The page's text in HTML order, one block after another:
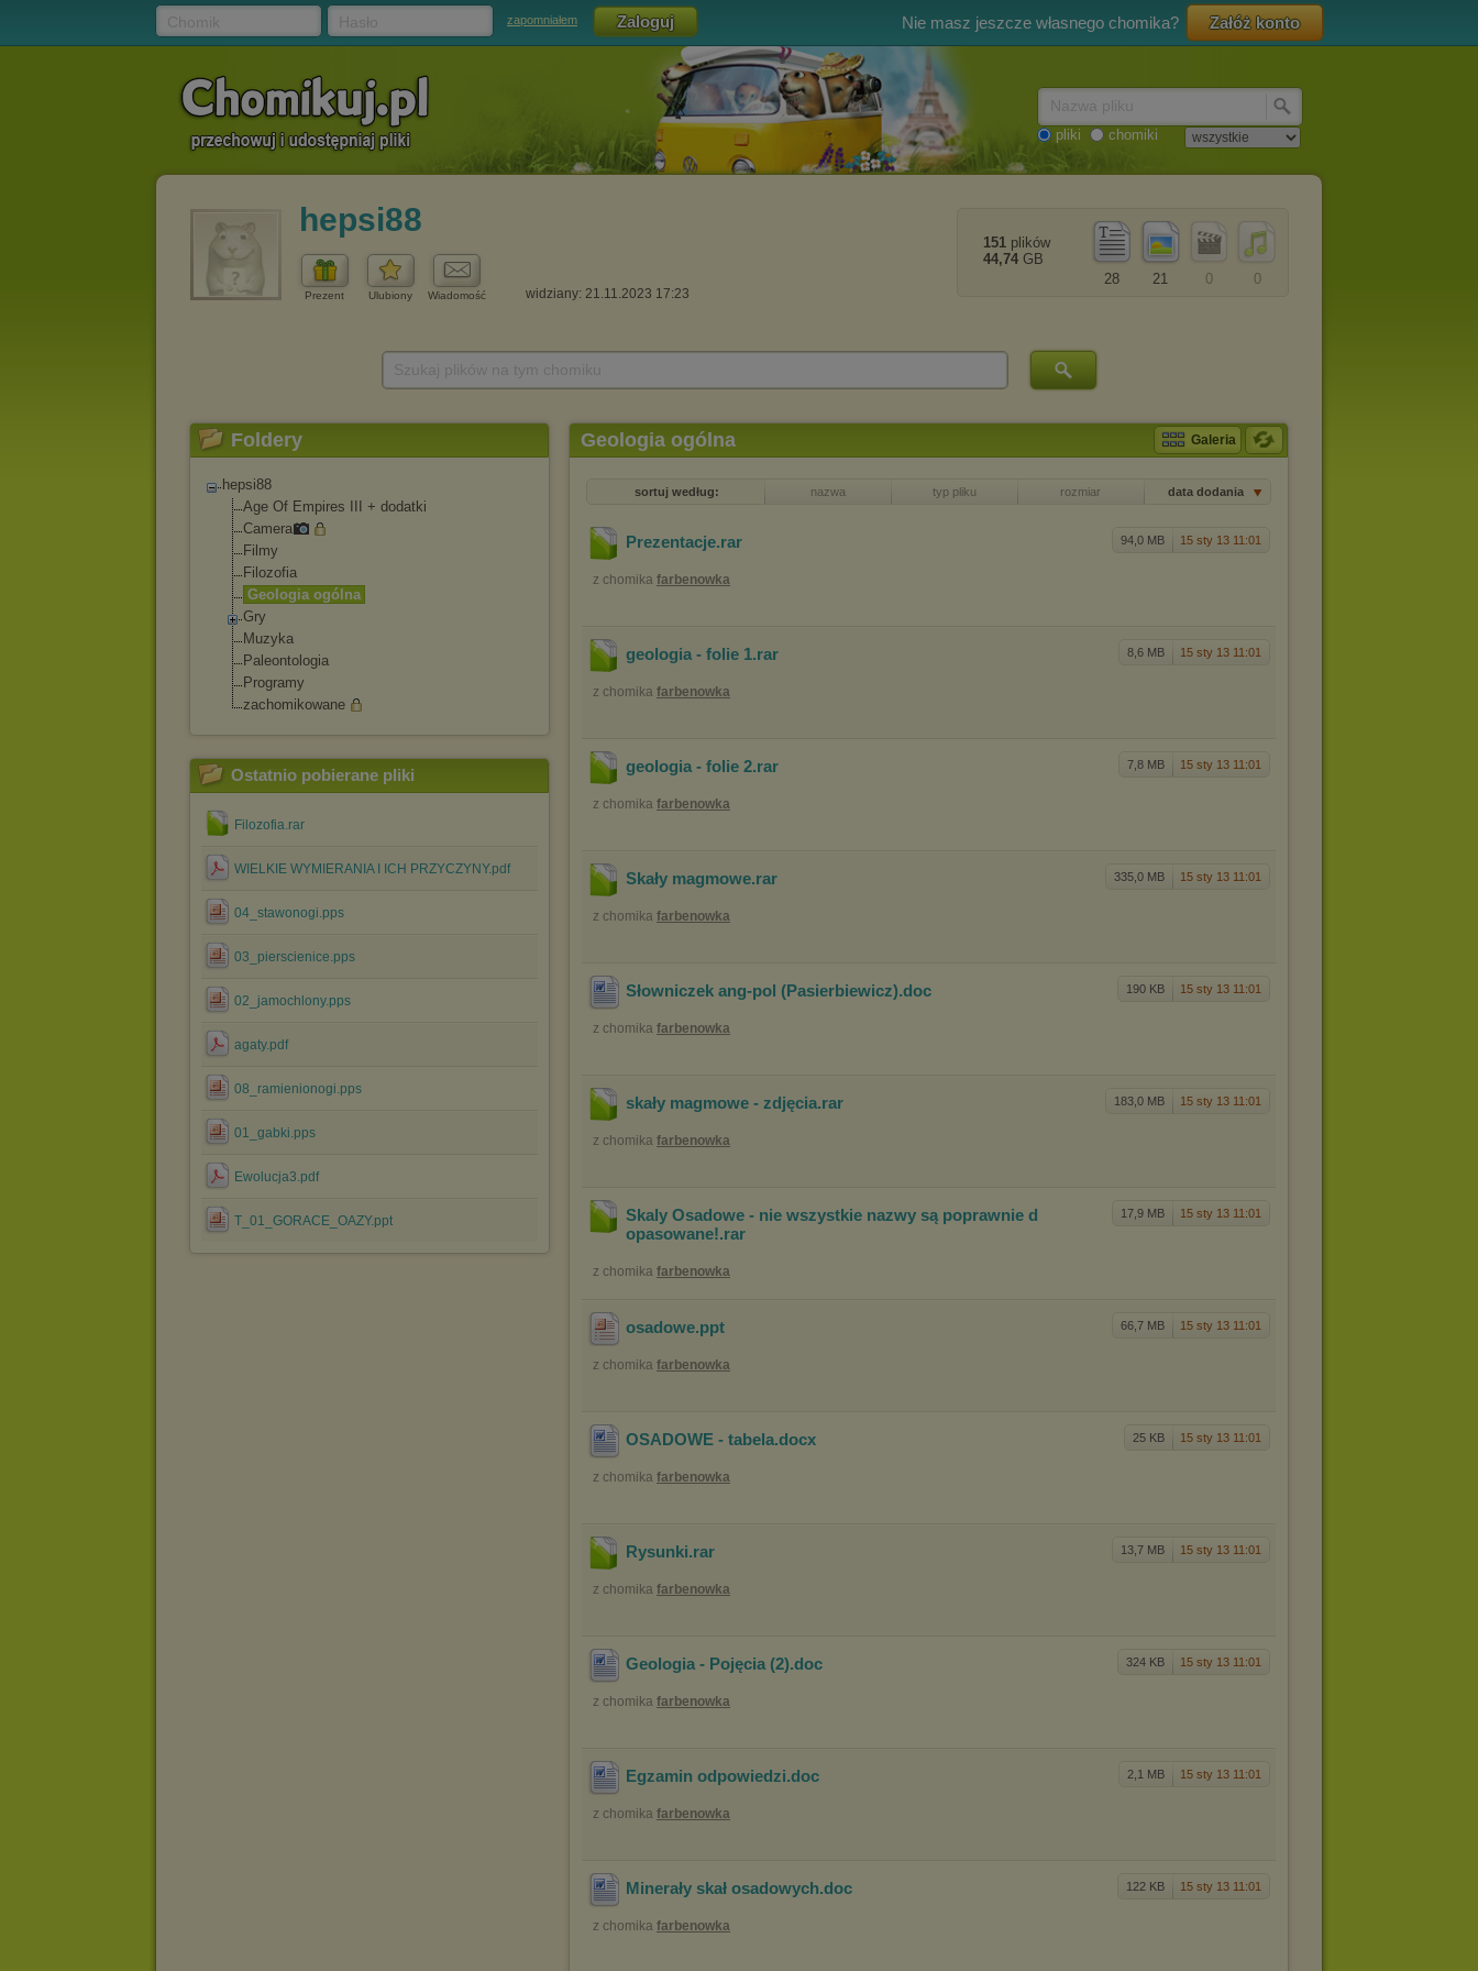
zapomniałem Nie masz jeszcze własnego chomika? Załóż konto
pliki chomiki
hepsi88
Prezent Ulubiony Wiadomość widziany: 21.11.2023 17:23
0
0
21
28
151 plików
44,74 GB
Foldery
hepsi88
Age Of Empires III + dodatki
Camera
Filmy
Filozofia
Geologia ogólna
Gry
Muzyka
Paleontologia
Programy
zachomikowane
Ostatnio pobierane pliki
Filozofia.rar
WIELKIE WYMIERANIA I ICH PRZYCZYNY.pdf
04_stawonogi.pps
03_pierscienice.pps
02_jamochlony.pps
agaty.pdf
08_ramienionogi.pps
01_gabki.pps
Ewolucja3.pdf
T_01_GORACE_OAZY.ppt
Geologia ogólna Galeria
sortuj według: nazwa typ pliku rozmiar data dodania
94,0 MB 15 sty 13 11:01
Prezentacje.rar
z chomika farbenowka
8,6 MB 15 sty 13 11:01
geologia - folie 1.rar
z chomika farbenowka
7,8 MB 15 sty 13 11:01
geologia - folie 2.rar
z chomika farbenowka
335,0 MB 15 sty 13 11:01
Skały magmowe.rar
z chomika farbenowka
190 KB 15 sty 13 11:01
Słowniczek ang-pol (Pasierbiewicz).doc
z chomika farbenowka
183,0 MB 15 sty 13 11:01
skały magmowe - zdjęcia.rar
z chomika farbenowka
17,9 MB 15 sty 13 11:01
Skaly Osadowe - nie wszystkie nazwy są poprawnie d
opasowane!.rar
z chomika farbenowka
66,7 MB 15 sty 13 11:01
osadowe.ppt
z chomika farbenowka
25 KB 15 sty 13 11:01
OSADOWE - tabela.docx
z chomika farbenowka
13,7 MB 15 sty 13 11:01
Rysunki.rar
z chomika farbenowka
324 KB 15 sty 13 11:01
Geologia - Pojęcia (2).doc
z chomika farbenowka
2,1 MB 15 sty 13 11:01
Egzamin odpowiedzi.doc
z chomika farbenowka
122 KB 15 sty 13 11:01
Minerały skał osadowych.doc
z chomika farbenowka